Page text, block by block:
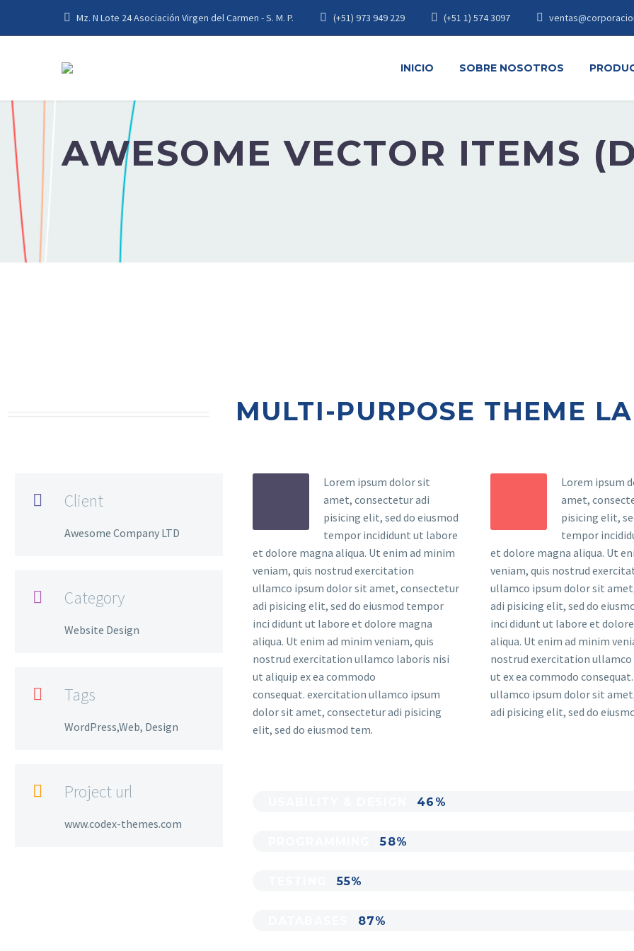
Mz. N Lote 24 Asociación Virgen del Carmen - S. M. P. (+51) 973 949 229 (+51 1) 574 3097
INICIO SOBRE NOSOTROS
AWESOME VECTOR ITEMS
MULTI-PURPOSE THEME
 Client
Awesome Company LTD
 Category
Website Design
 Tags
WordPress,Web, Design
 Project url
www.codex-themes.com
Lorem ipsum dolor sit
amet, consectetur adi
pisicing elit, sed do eiusmod
tempor incididunt ut labore
et dolore magna aliqua. Ut enim ad minim
veniam, quis nostrud exercitation
ullamco ipsum dolor sit amet, consectetur
adi pisicing elit, sed do eiusmod tempor
inci didunt ut labore et dolore magna
aliqua. Ut enim ad minim veniam, quis
nostrud exercitation ullamco laboris nisi
ut aliquip ex ea commodo
consequat. exercitation ullamco ipsum
dolor sit amet, consectetur adi pisicing
elit, sed do eiusmod tem.
Lorem ipsum
amet,
pisicing elit,
tempor
et dolore magna aliqua. Ut
veniam, quis nostrud
ullamco ipsum dolor sit
adi pisicing elit, sed do
inci didunt ut labore et
aliqua. Ut enim ad minim
nostrud exercitation
ut ex ea commodo
ullamco ipsum dolor sit
adi pisicing elit, sed do
46%
58%
55%
87%